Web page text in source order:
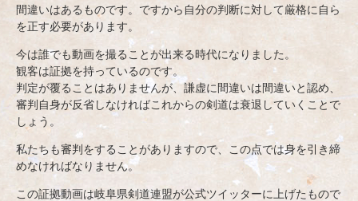
間違いはあるものです。ですから自分の判断に対して厳格に自ら
を正す必要があります。
今は誰でも動画を撮ることが出来る時代になりました。
観客は証拠を持っているのです。
判定が覆ることはありませんが、謙虚に間違いは間違いと認め、
審判自身が反省しなければこれからの剣道は衰退していくことで
しょう。
私たちも審判をすることがありますので、この点では身を引き締
めなければなりません。
この証拠動画は岐阜県剣道連盟が公式ツイッターに上げたもので